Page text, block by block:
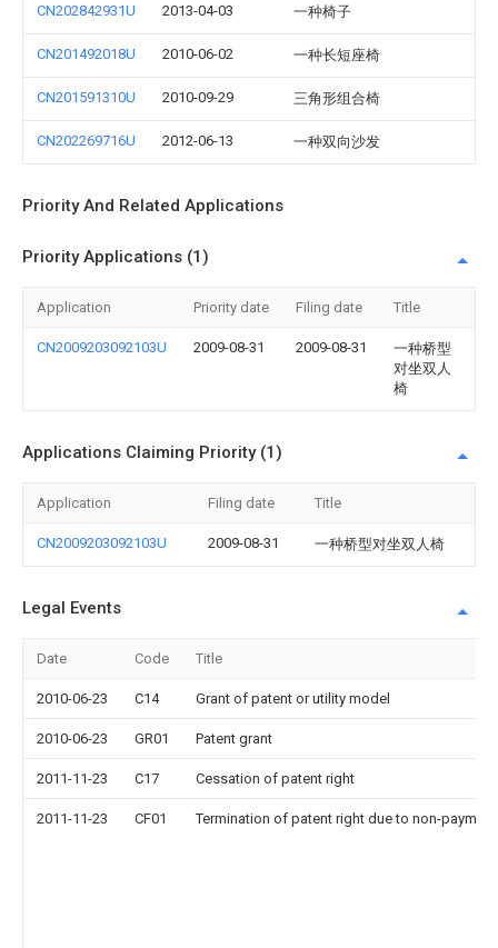
CN202842931U 2013-04-03 一种椅子
CN201492018U 2010-06-02 一种长短座椅
CN201591310U 2010-09-29 三角形组合椅
CN202269716U 2012-06-13 一种双向沙发
Priority And Related Applications
Priority Applications (1)
Application Priority date Filing date Title
CN2009203092103U 2009-08-31 2009-08-31
一种桥型
对坐双人
椅
Applications Claiming Priority (1)
Application Filing date Title
CN2009203092103U 2009-08-31 一种桥型对坐双人椅
Legal Events
Date Code Title
2010-06-23 C14 Grant of patent or utility model
2010-06-23 GR01 Patent grant
2011-11-23 C17 Cessation of patent right
2011-11-23 CF01 Termination of patent right due to non-